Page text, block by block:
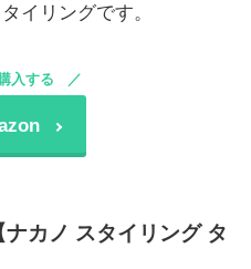
イリングです。
入する
カノ スタイリング タ